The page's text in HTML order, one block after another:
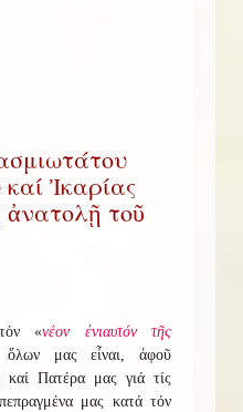
Ἰκαρίας
τοῦ
«νέον ἐνιαυτόν τῆς
μας εἶναι, ἀφοῦ
Πατέρα μας γιά τίς
μας κατά τόν